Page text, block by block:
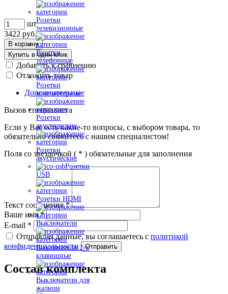
Розетки
телевизионные
Розетки
телефонные
Розетки
компьютерные
Розетки
акустические
Розетки
акустические
Розетки
USB
Розетки HDMI
Выключатели
Выключатели 2-х
клавишные
Выключатели для
жалюзи
шт
3422 руб.
В корзину
Купить в один клик
Добавить к сравнению
Отложить товар
Дополнительные
Вызов специалиста
Если у Вас есть какие-то вопросы, с выбором товара, то
обязательно свяжитесь с нашим специалистом!
Поля со звездочкой ( * ) обязательные для заполнения
Текст сообщения*
Ваше имя*
E-mail *
Отправляя данные, вы соглашаетесь с политикой
конфиденциальности
Отправить
Состав комплекта